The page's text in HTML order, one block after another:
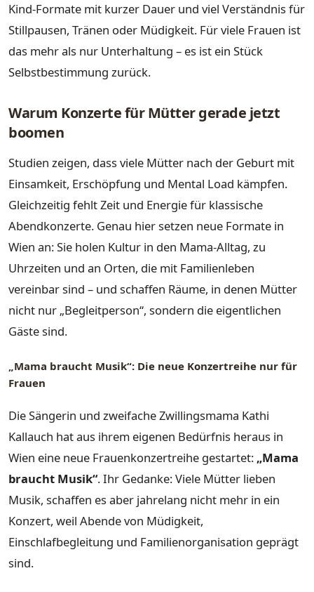
Kind-Formate mit kurzer Dauer und viel Verständnis für
Stillpausen, Tränen oder Müdigkeit. Für viele Frauen ist
das mehr als nur Unterhaltung – es ist ein Stück
Selbstbestimmung zurück.
Warum Konzerte für Mütter gerade jetzt
boomen
Studien zeigen, dass viele Mütter nach der Geburt mit
Einsamkeit, Erschöpfung und Mental Load kämpfen.
Gleichzeitig fehlt Zeit und Energie für klassische
Abendkonzerte. Genau hier setzen neue Formate in
Wien an: Sie holen Kultur in den Mama-Alltag, zu
Uhrzeiten und an Orten, die mit Familienleben
vereinbar sind – und schaffen Räume, in denen Mütter
nicht nur „Begleitperson“, sondern die eigentlichen
Gäste sind.
„Mama braucht Musik“: Die neue Konzertreihe nur für
Frauen
Die Sängerin und zweifache Zwillingsmama Kathi
Kallauch hat aus ihrem eigenen Bedürfnis heraus in
Wien eine neue Frauenkonzertreihe gestartet: „Mama
braucht Musik“. Ihr Gedanke: Viele Mütter lieben
Musik, schaffen es aber jahrelang nicht mehr in ein
Konzert, weil Abende von Müdigkeit,
Einschlafbegleitung und Familienorganisation geprägt
sind.